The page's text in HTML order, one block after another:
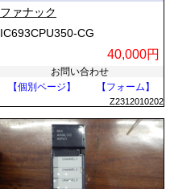
ファナック
IC693CPU350-CG
40,000円
お問い合わせ
【個別ページ】
【フォーム】
Z2312010202